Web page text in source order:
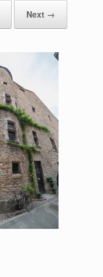
Next →